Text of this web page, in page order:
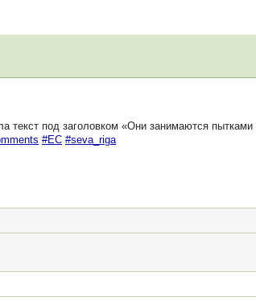
текст под заголовком «Они занимаются
#ЕС #seva_riga